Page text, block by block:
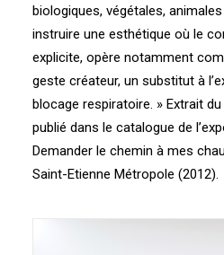
biologiques, végétales,
instruire une esthétique où le
explicite, opère notamment
geste créateur, un substitut à
blocage respiratoire. » Extrait
publié dans le catalogue de
Demander le chemin à mes
Saint-Etienne Métropole (2012).